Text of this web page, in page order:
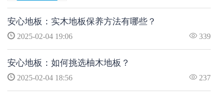
安心地板：实木地板保养方法有哪些？
2025-02-04 19:06 339
安心地板：如何挑选柚木地板？
2025-02-04 18:56 237